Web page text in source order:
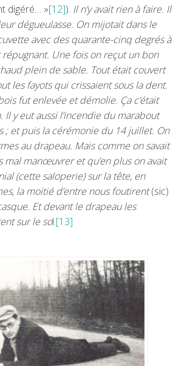
digéré… »[12]). Il n’y avait rien à faire. Il
dégueulasse. On mijotait dans le
avec des quarante-cinq degrés à
répugnant. Une fois on reçut un bon
plein de sable. Tout était couvert
les fayots qui crissaient sous la dent.
fut enlevée et démolie. Ça c’était
Il y eut aussi l’incendie du marabout
; et puis la cérémonie du 14 juillet. On
au drapeau. Mais comme on savait
mal manœuvrer et qu’en plus on avait
(cette saloperie) sur la tête, en
la moitié d’entre nous foutirent(sic)
Et devant le drapeau les
sur le sol.[13]